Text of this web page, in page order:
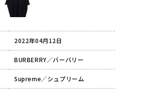
2022年04月12日
BURBERRY／バーバリー
Supreme／シュプリーム